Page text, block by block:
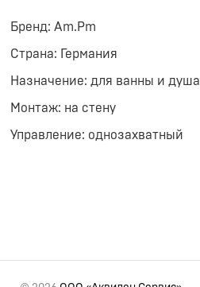
Бренд: Am.Pm
Страна: Германия
Назначение: для ванны и душа
Монтаж: на стену
Управление: однозахватный